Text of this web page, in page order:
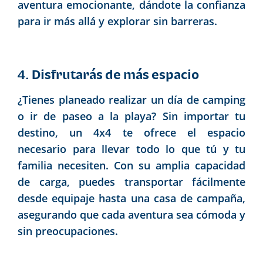
aventura emocionante, dándote la confianza
para ir más allá y explorar sin barreras.
4. Disfrutarás de más espacio
¿Tienes planeado realizar un día de camping
o ir de paseo a la playa? Sin importar tu
destino, un 4x4 te ofrece el espacio
necesario para llevar todo lo que tú y tu
familia necesiten. Con su amplia capacidad
de carga, puedes transportar fácilmente
desde equipaje hasta una casa de campaña,
asegurando que cada aventura sea cómoda y
sin preocupaciones.